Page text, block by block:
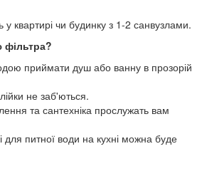
у квартирі чи будинку з 1-2 санвузлами.
фільтра?
приймати душ або ванну в прозорій
не заб'ються.
та сантехніка прослужать вам
для питної води на кухні можна буде